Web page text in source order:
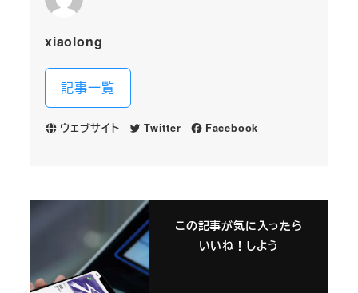
xiaolong
記事一覧
ウェブサイト Twitter Facebook
この記事が気に入ったら
いいね！しよう